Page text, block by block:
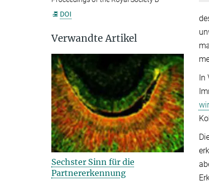
In
DOI
Verwandte Artikel
Sechster Sinn für die
Partnererkennung